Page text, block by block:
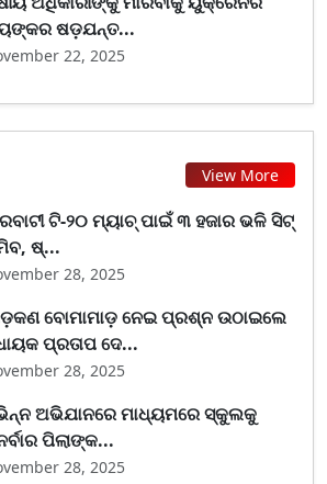
ଷଡ଼ଯନ୍ତ...
22, 2025
View More
ଟି-୨୦ ମ୍ୟାଚ୍ ପାଇଁ ୩ ହଜାର ଭଳି ସିଟ୍
ଷ୍...
28, 2025
ବୋମାମାଡ଼ ନେଇ ପ୍ରଶ୍ନ ଉଠାଇଲେ
ପ୍ରତାପ ଦେ...
28, 2025
ଅଭିଯାନରେ ମାଧ୍ୟମରେ ସ୍କୁଲକୁ
ପିଲାଙ୍କ...
28, 2025